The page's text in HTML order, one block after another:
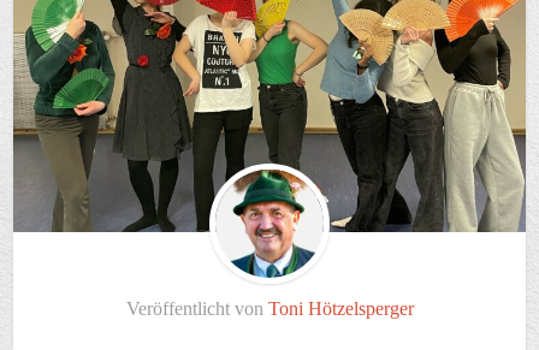
Veröffentlicht von Toni Hötzelsperger